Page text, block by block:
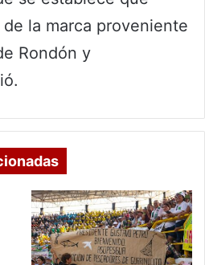
la marca proveniente
Rondón y